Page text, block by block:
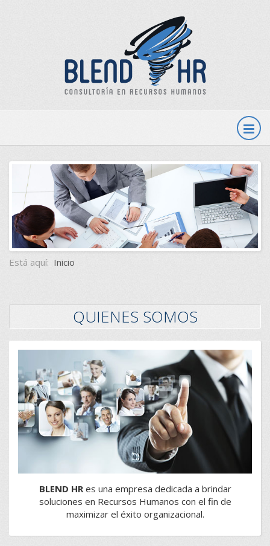
Está aquí: Inicio
QUIENES SOMOS
BLEND HRes una empresa dedicada a brindar
soluciones en Recursos Humanos con el fin de
maximizar el éxito organizacional.